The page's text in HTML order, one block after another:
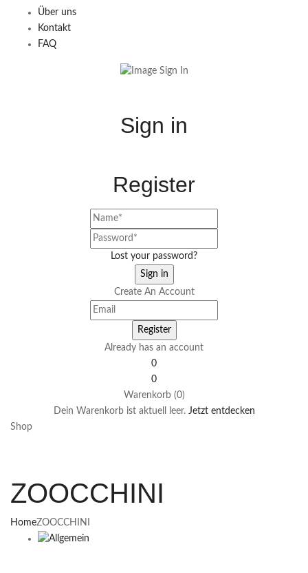
Über uns
Kontakt
FAQ
Sign in
Register
Lost your password?
Create An Account
Already has an account
0
0
Warenkorb (0)
Dein Warenkorb ist aktuell leer. Jetzt entdecken
Shop
ZOOCCHINI
HomeZOOCCHINI